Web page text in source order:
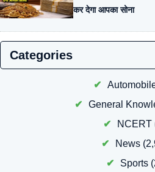
कर देगा आपका सोना
Categories
General
NCERT
News
Sports